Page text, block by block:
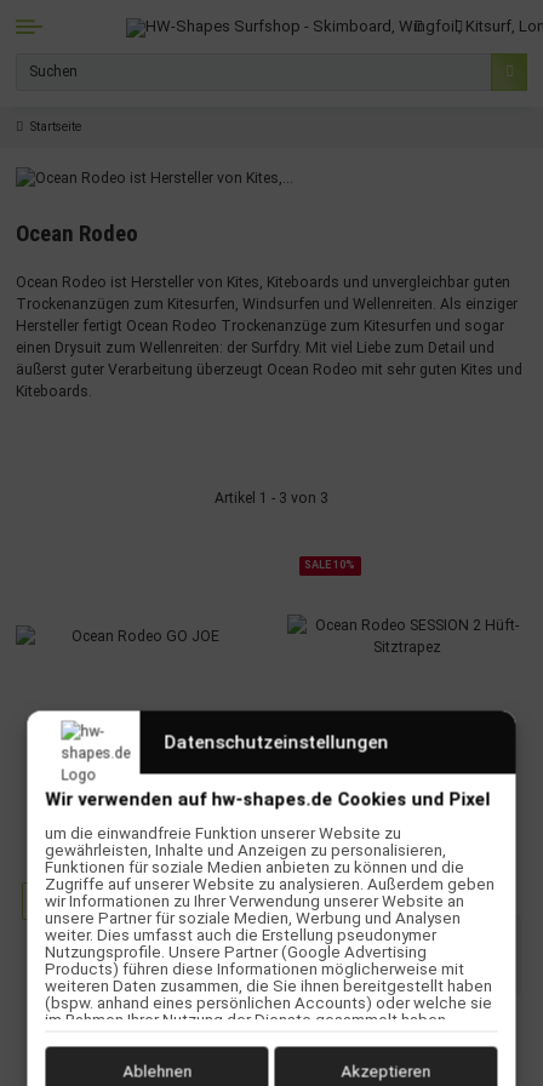
Startseite
Ocean Rodeo
Ocean Rodeo ist Hersteller von Kites, Kiteboards und unvergleichbar guten
Trockenanzügen zum Kitesurfen, Windsurfen und Wellenreiten. Als einziger
Hersteller fertigt Ocean Rodeo Trockenanzüge zum Kitesurfen und sogar
einen Drysuit zum Wellenreiten: der Surfdry. Mit viel Liebe zum Detail und
äußerst guter Verarbeitung überzeugt Ocean Rodeo mit sehr guten Kites und
Kiteboards.
Artikel 1 - 3 von 3
Ocean Rodeo GO JOE
79,90 €*
Zum Artikel
SALE 10%
Ocean Rodeo SESSION 2 Hüft-
Sitztrapez
197,91 € - 219,90 €
Alter Preis:219,90 €
x
Dieser Artikel hat Variationen.
Wählen Sie bitte die
gewünschte Variation aus.
Datenschutzeinstellungen
Wir verwenden auf hw-shapes.de Cookies und Pixel
um die einwandfreie Funktion unserer Website zu
gewährleisten, Inhalte und Anzeigen zu personalisieren,
Funktionen für soziale Medien anbieten zu können und die
Zugriffe auf unserer Website zu analysieren. Außerdem geben
wir Informationen zu Ihrer Verwendung unserer Website an
unsere Partner für soziale Medien, Werbung und Analysen
weiter. Dies umfasst auch die Erstellung pseudonymer
Nutzungsprofile. Unsere Partner (Google Advertising
Products) führen diese Informationen möglicherweise mit
weiteren Daten zusammen, die Sie ihnen bereitgestellt haben
(bspw. anhand eines persönlichen Accounts) oder welche sie
im Rahmen Ihrer Nutzung der Dienste gesammelt haben
Nutzung von Cookies und Pixeln können Sie jederzeit
widerrufen, indem Sie auf den Datenschutz-Button links unten
Ablehnen Akzeptieren